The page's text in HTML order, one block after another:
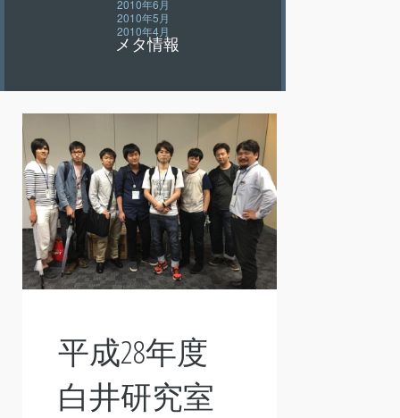
2010年6月
2010年5月
2010年4月
メタ情報
平成28年度
白井研究室